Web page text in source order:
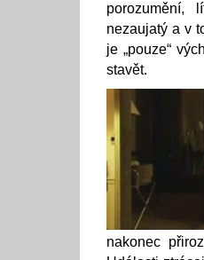
porozumění,
nezaujatý a v
je „pouze“
stavět.
nakonec